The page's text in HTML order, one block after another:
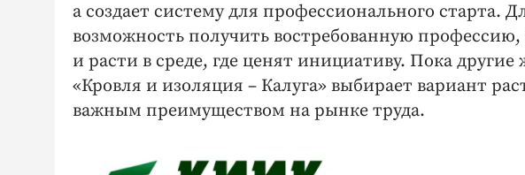
а создает систему для профессионального старта.
возможность получить востребованную
и расти в среде, где ценят инициативу. Пока
«Кровля и изоляция – Калуга» выбирает вариант
важным преимуществом на рынке труда.